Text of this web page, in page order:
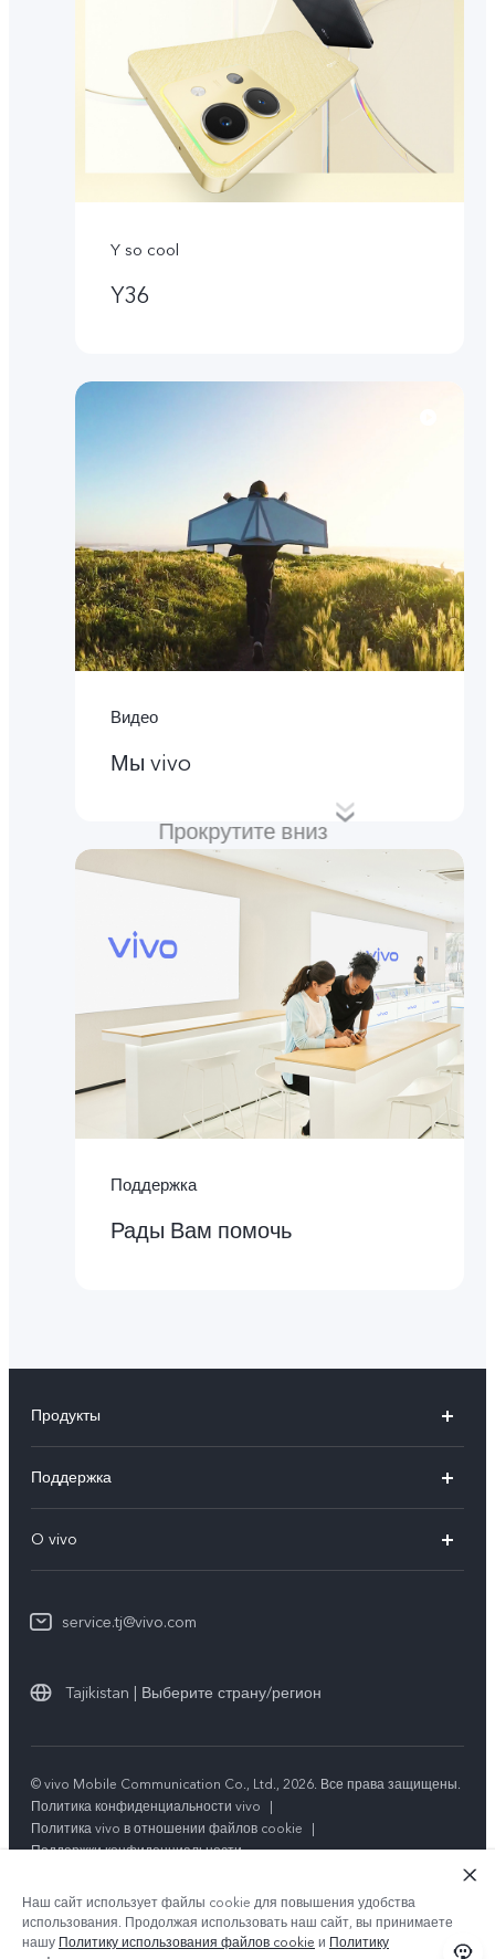
Прокрутите вниз
Y so cool
Y36
Видео
Мы vivo
Поддержка
Рады Вам помочь
Продукты
V29 5G
V29
Y27s
Y02t
Y33s
Поддержка
Funtouch OS
IMEI аутентификация
Инструкции по гарантии vivo
O vivo
Пресс Центр
Центр конфиденциальности vivo
service.tj@vivo.com
Tajikistan | Выберите страну/регион
© vivo Mobile Communication Co., Ltd., 2026. Все права защищены.
Политика конфиденциальности vivo
|
Политика vivo в отношении файлов cookie
|
Поддержки конфиденциальности
Наш сайт использует файлы cookie для повышения удобства
использования. Продолжая использовать наш сайт, вы принимаете
нашу Политику использования файлов cookie и Политику